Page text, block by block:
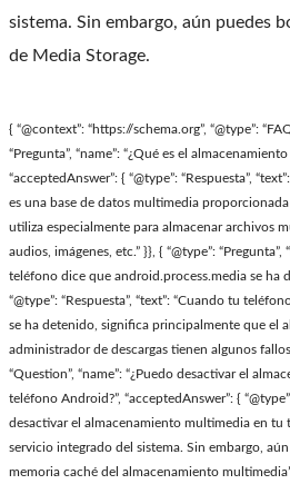
sistema. Sin embargo, aún puedes
de Media Storage.
{ “@context”: “https://schema.org”, “@type”:
“Pregunta”, “name”: “¿Qué es el
“acceptedAnswer”: { “@type”: “Respuesta”,
es una base de datos multimedia
utiliza especialmente para almacenar archivos
audios, imágenes, etc.” }}, { “@type”:
teléfono dice que android.process.media se ha
“@type”: “Respuesta”, “text”: “Cuando tu
se ha detenido, significa principalmente que el
administrador de descargas tienen algunos
“Question”, “name”: “¿Puedo desactivar el
teléfono Android?”, “acceptedAnswer”: {
desactivar el almacenamiento multimedia en
servicio integrado del sistema. Sin embargo,
memoria caché del almacenamiento